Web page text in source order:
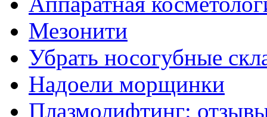
Мезонити
Убрать носогубные
Надоели морщинки
Плазмолифтинг: